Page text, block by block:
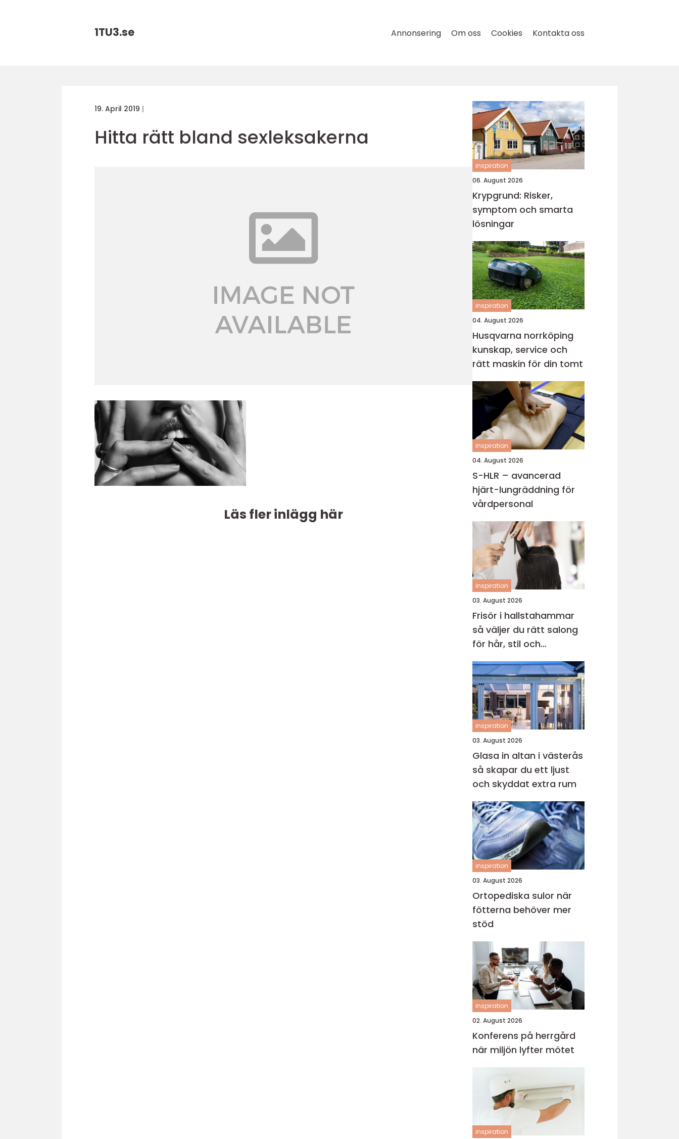
1TU3.se Annonsering Om oss Cookies Kontakta oss
19. April 2019
Hitta rätt bland sexleksakerna
Läs fler inlägg här
inspiration
06. August 2026
Krypgrund: Risker,
symptom och smarta
lösningar
inspiration
04. August 2026
Husqvarna norrköping
kunskap, service och
rätt maskin för din tomt
inspiration
04. August 2026
S-HLR – avancerad
hjärt-lungräddning för
vårdpersonal
inspiration
03. August 2026
Frisör i hallstahammar
så väljer du rätt salong
för hår, stil och
välmående
inspiration
03. August 2026
Glasa in altan i västerås
så skapar du ett ljust
och skyddat extra rum
inspiration
03. August 2026
Ortopediska sulor när
fötterna behöver mer
stöd
inspiration
02. August 2026
Konferens på herrgård
när miljön lyfter mötet
inspiration